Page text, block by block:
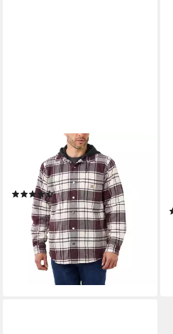
Flanellhemd Fleece Lined
Hooded mit Kapuze
(8)
ab 90,27 € UVP129,99 €
-31%
lieferbar - in 2-3 Werktagen bei dir